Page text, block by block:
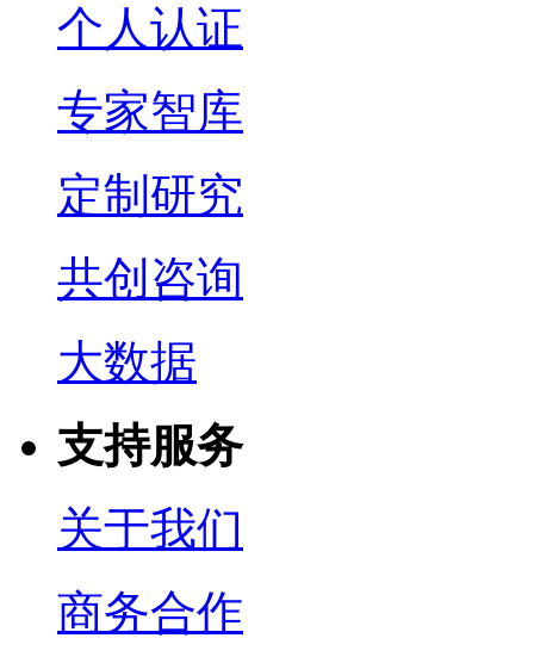
个人认证
专家智库
定制研究
共创咨询
大数据
支持服务
关于我们
商务合作